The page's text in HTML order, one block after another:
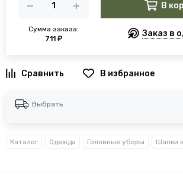
Сумма заказа:
711 ₽
В
Заказ в
В избранное
Выбрать
Каталог Одежда Головные уборы Шапки